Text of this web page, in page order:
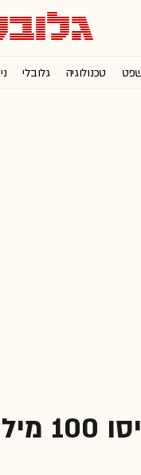
טכנולוגיה גלובלי
"עוקף לפיד":